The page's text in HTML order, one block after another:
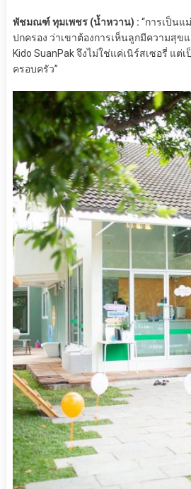
พัชมณฑ์ ทุมเพชร (น้ำหวาน) : “การเป็นแ
ปกครอง ว่าเขาต้องการเห็นลูกมีความสุข
Kido SuanPak จึงไม่ใช่แค่เนิร์สเซอรี่ แต่
ครอบครัว”